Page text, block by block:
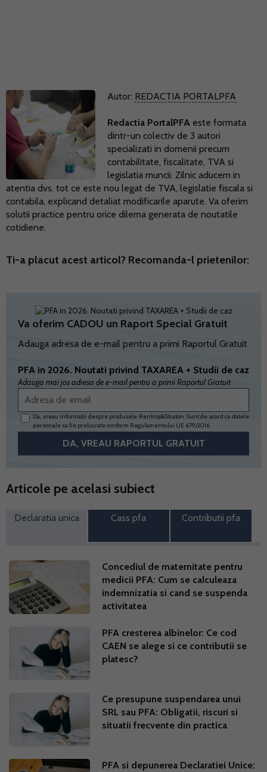
Autor: REDACTIA PORTALPFA
Redactia PortalPFA este formata
dintr-un colectiv de 3 autori
specializati in domenii precum
contabilitate, fiscalitate, TVA si
legislatia muncii. Zilnic aducem in
atentia dvs. tot ce este nou legat de TVA, legislatie fiscala si
contabila, explicand detaliat modificarile aparute. Va oferim
solutii practice pentru orice dilema generata de noutatile
cotidiene.
Ti-a placut acest articol? Recomanda-l prietenilor:
Va oferim CADOU un Raport Special Gratuit
Adauga adresa de e-mail pentru a primi Raportul Gratuit
PFA in 2026. Noutati privind TAXAREA + Studii de caz
Adauga mai jos adresa de e-mail pentru a primi Raportul Gratuit
Da, vreau informatii despre produsele Rentrop&Straton. Sunt de acord ca datele
personale sa fie prelucrate conform Regulamentului UE 679/2016
Articole pe acelasi subiect
Declaratia unica Cass pfa Contributii pfa
Concediul de maternitate pentru
medicii PFA: Cum se calculeaza
indemnizatia si cand se suspenda
activitatea
PFA cresterea albinelor: Ce cod
CAEN se alege si ce contributii se
platesc?
Ce presupune suspendarea unui
SRL sau PFA: Obligatii, riscuri si
situatii frecvente din practica
PFA si depunerea Declaratiei Unice: